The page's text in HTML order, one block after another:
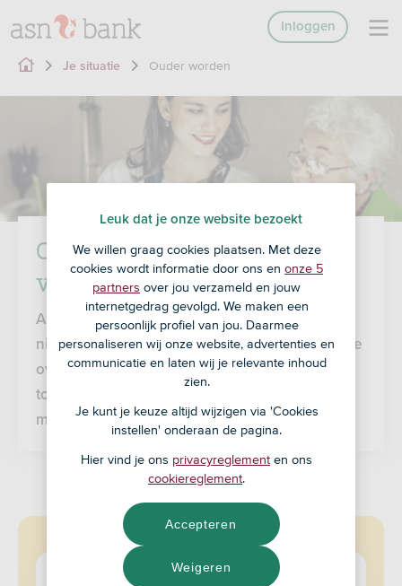
Inloggen
Je situatie Ouder worden
Ouder worden en financiële
vragen
Als je ouder wordt, ontstaan er waarschijnlijk
nieuwe financiële vragen. Hoe houd ik controle
over mijn geldzaken en heb ik recht op
toeslagen? De antwoorden op deze vragen en
meer hebben we voor je op een rij gezet.
Financiën
Leuk dat je onze website bezoekt
We willen graag cookies plaatsen. Met deze
cookies wordt informatie door ons en onze 5
partners over jou verzameld en jouw
internetgedrag gevolgd. We maken een
persoonlijk profiel van jou. Daarmee
personaliseren wij onze website, advertenties en
communicatie en laten wij je relevante inhoud
zien.
Je kunt je keuze altijd wijzigen via 'Cookies
instellen' onderaan de pagina.
Hier vind je ons privacyreglement en ons
cookiereglement.
Weigeren
Accepteren